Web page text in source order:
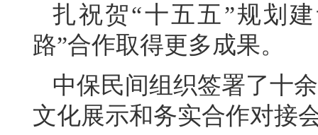
扎祝贺“十五五”规划
路”合作取得更多成果。
中保民间组织签署了十
文化展示和务实合作对接